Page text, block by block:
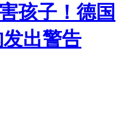
孩子！德国
出警告